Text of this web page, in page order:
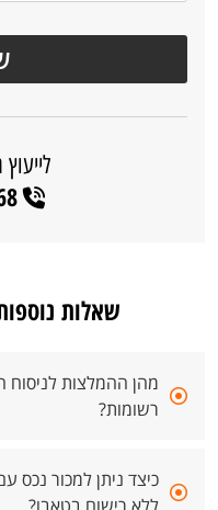
077-9973868
שאלות
מהן ההמלצות לניסוח
רשומות?
כיצד ניתן למכור נכס